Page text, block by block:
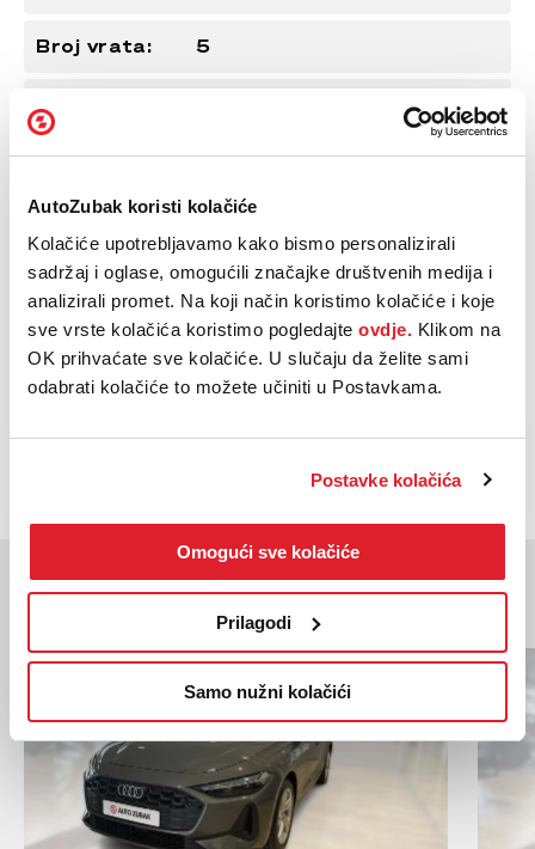
AutoZubak koristi kolačiće
Kolačiće upotrebljavamo kako bismo personalizirali
sadržaj i oglase, omogućili značajke društvenih medija i
analizirali promet. Na koji način koristimo kolačiće i koje
sve vrste kolačića koristimo pogledajte ovdje. Klikom na
OK prihvaćate sve kolačiće. U slučaju da želite sami
odabrati kolačiće to možete učiniti u Postavkama.
Postavke kolačića
Omogući sve kolačiće
Prilagodi
Samo nužni kolačići
Broj vrata: 5
Dužina vozila:
Euro norma: 6
karoserije:
Hatchback
Vrsta
mjenjača:
Automatski
Moglo bi vas zanimati
Slična vozila